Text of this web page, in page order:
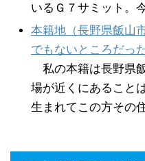
いるＧ７サミット。
本籍地（長野県飯山
でもないところだっ
私の本籍は長野県
場が近くにあること
生まれてこの方その